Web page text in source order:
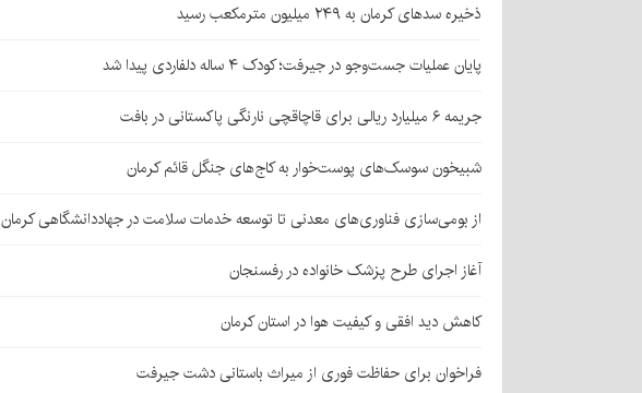
ذخیره سدهای کرمان به ۲۴۹ میلیون مترمکعب رسید
پایان عملیات جست‌وجو در جیرفت؛ کودک ۴ ساله دلفاردی پیدا شد
جریمه ۶ میلیارد ریالی برای قاچاقچی نارنگی پاکستانی در بافت
شبیخون سوسک‌های پوست‌خوار به کاج‌های جنگل قائم کرمان
از بومی‌سازی فناوری‌های معدنی تا توسعه خدمات سلامت در جهاددانشگاهی کرمان
آغاز اجرای طرح پزشک خانواده در رفسنجان
کاهش دید افقی و کیفیت هوا در استان کرمان
فراخوان برای حفاظت فوری از میراث باستانی دشت جیرفت